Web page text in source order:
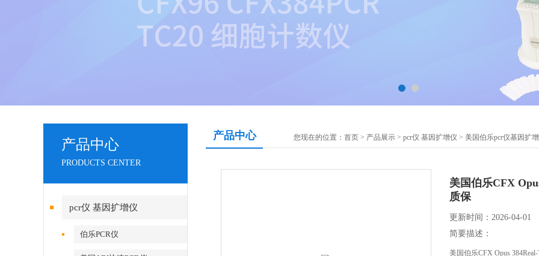
产品中心
PRODUCTS CENTER
pcr仪 基因扩增仪
伯乐PCR仪
产品中心 您现在的位置： 首页 > 产品展示 > pcr仪 基因扩增仪 > 美国伯乐pcr仪基因扩
美国伯乐CFX
质保
更新时间：2026-04-01
简要描述：
美国伯乐CFX Opus